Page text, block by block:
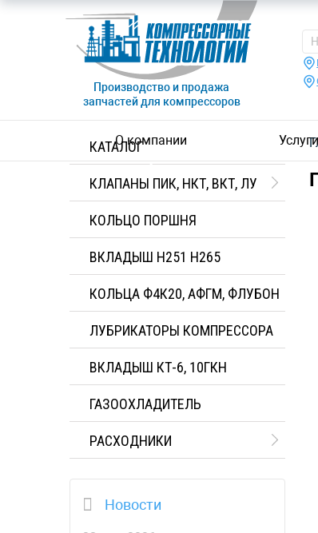
Производство и продажа
запчастей для компрессоров
О компании Услуги
КАТАЛОГ
КЛАПАНЫ ПИК, НКТ, ВКТ, ЛУ
КОЛЬЦО ПОРШНЯ
ВКЛАДЫШ H251 H265
КОЛЬЦА Ф4К20, АФГМ, ФЛУБОН
ЛУБРИКАТОРЫ КОМПРЕССОРА
ВКЛАДЫШ КТ-6, 10ГКН
ГАЗООХЛАДИТЕЛЬ
РАСХОДНИКИ
Новости